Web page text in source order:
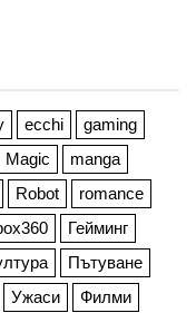
ecchi
gaming
Magic
manga
Robot
romance
Гейминг
Пътуване
Ужаси Филми